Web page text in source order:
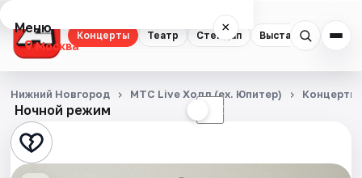
Концерты Театр Стендап Выставки
Меню ×
Москва
Концерты
Театр
Стендап
Ночной режим ☾
Нижний Новгород МТС Live Холл (ex. Юпитер) Концерты